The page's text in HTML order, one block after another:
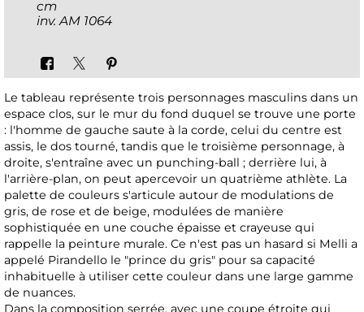
cm
inv. AM 1064
Le tableau représente trois personnages masculins dans un
espace clos, sur le mur du fond duquel se trouve une porte
: l'homme de gauche saute à la corde, celui du centre est
assis, le dos tourné, tandis que le troisième personnage, à
droite, s'entraîne avec un punching-ball ; derrière lui, à
l'arrière-plan, on peut apercevoir un quatrième athlète. La
palette de couleurs s'articule autour de modulations de
gris, de rose et de beige, modulées de manière
sophistiquée en une couche épaisse et crayeuse qui
rappelle la peinture murale. Ce n'est pas un hasard si Melli a
appelé Pirandello le "prince du gris" pour sa capacité
inhabituelle à utiliser cette couleur dans une large gamme
de nuances.
Dans la composition serrée, avec une coupe étroite qui